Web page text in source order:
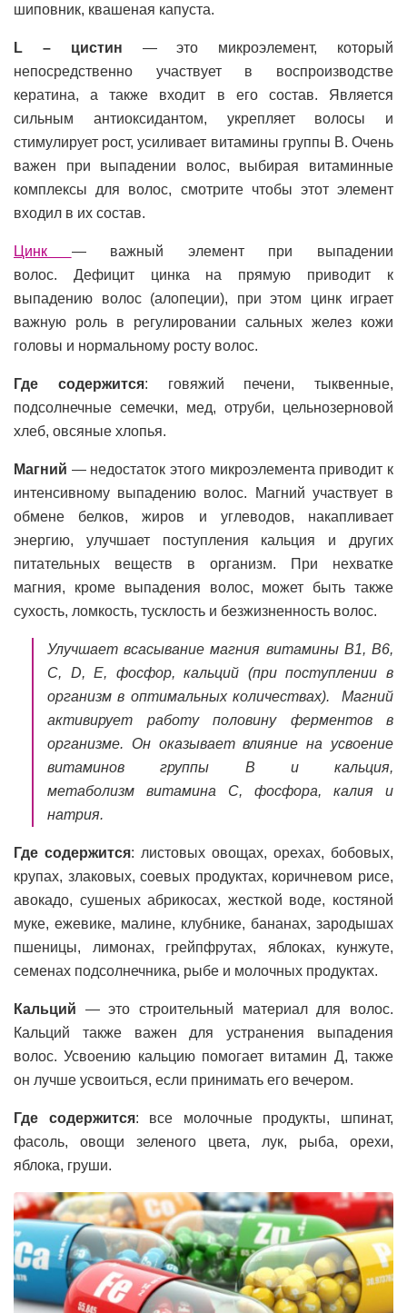
шиповник, квашеная капуста.
L – цистин — это микроэлемент, который
непосредственно участвует в воспроизводстве
кератина, а также входит в его состав. Является
сильным антиоксидантом, укрепляет волосы и
стимулирует рост, усиливает витамины группы В. Очень
важен при выпадении волос, выбирая витаминные
комплексы для волос, смотрите чтобы этот элемент
входил в их состав.
Цинк — важный элемент при выпадении
волос. Дефицит цинка на прямую приводит к
выпадению волос (алопеции), при этом цинк играет
важную роль в регулировании сальных желез кожи
головы и нормальному росту волос.
Где содержится: говяжий печени, тыквенные,
подсолнечные семечки, мед, отруби, цельнозерновой
хлеб, овсяные хлопья.
Магний — недостаток этого микроэлемента приводит к
интенсивному выпадению волос. Магний участвует в
обмене белков, жиров и углеводов, накапливает
энергию, улучшает поступления кальция и других
питательных веществ в организм. При нехватке
магния, кроме выпадения волос, может быть также
сухость, ломкость, тусклость и безжизненность волос.
Улучшает всасывание магния витамины B1, B6,
C, D, E, фосфор, кальций (при поступлении в
организм в оптимальных количествах). Магний
активирует работу половину ферментов в
организме. Он оказывает влияние на усвоение
витаминов группы В и кальция,
метаболизм витамина С, фосфора, калия и
натрия.
Где содержится: листовых овощах, орехах, бобовых,
крупах, злаковых, соевых продуктах, коричневом рисе,
авокадо, сушеных абрикосах, жесткой воде, костяной
муке, ежевике, малине, клубнике, бананах, зародышах
пшеницы, лимонах, грейпфрутах, яблоках, кунжуте,
семенах подсолнечника, рыбе и молочных продуктах.
Кальций — это строительный материал для волос.
Кальций также важен для устранения выпадения
волос. Усвоению кальцию помогает витамин Д, также
он лучше усвоиться, если принимать его вечером.
Где содержится: все молочные продукты, шпинат,
фасоль, овощи зеленого цвета, лук, рыба, орехи,
яблока, груши.